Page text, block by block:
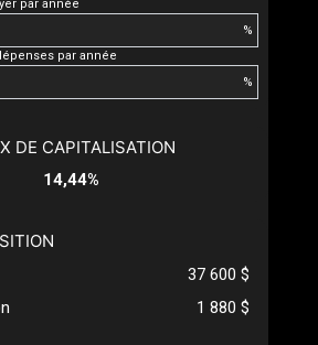
par année
%
par année
%
DE CAPITALISATION
14,44%
37 600 $
1 880 $